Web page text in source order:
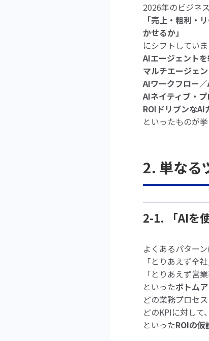
2026年のビジネ
「売上・粗利・
かせるか」
にシフトしてい
AIエージェント
マルチエージェ
AIワークフロー
AIネイティブ・
ROIドリブンな
といったものが挙
2. 単なる
2-1. 「AIを
よくあるパターン
「とりあえず全
「とりあえず営
といったボトム
どの業務プロセ
どのKPIに対し
といったROIの